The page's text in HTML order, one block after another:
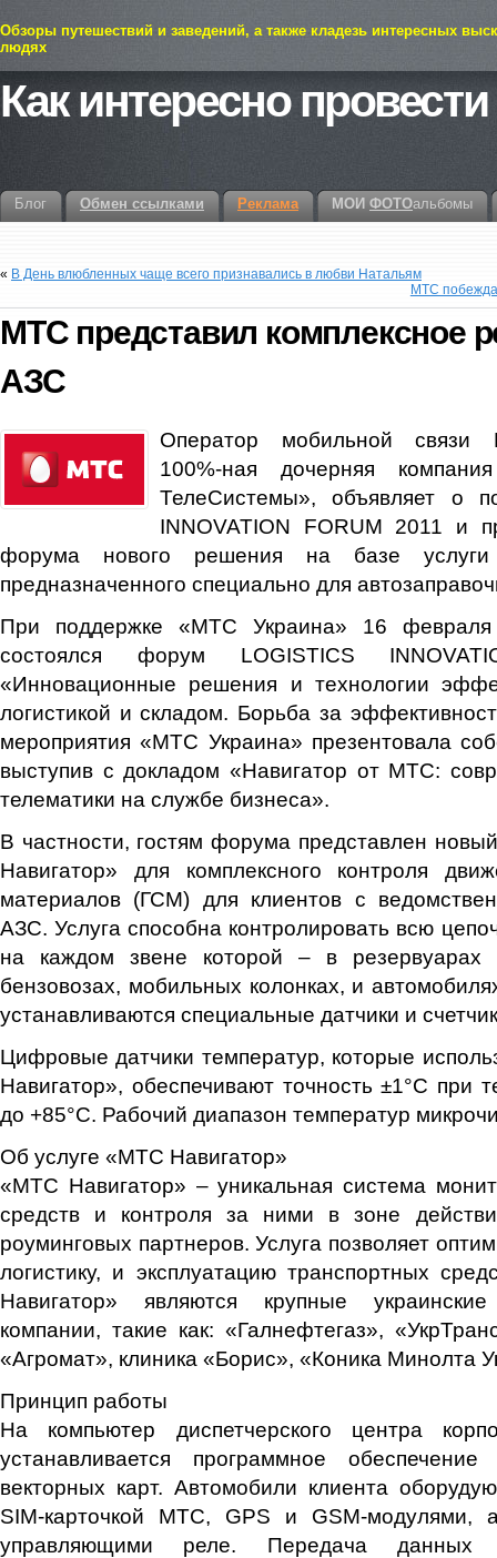
Обзоры путешествий и заведений, а также кладезь интересных
людях
Как интересно
Блог Обмен ссылками Реклама МОИ ФОТОальбомы
« В День влюбленных чаще всего признавались в любви Натальям
МТС
МТС представил комплексное
АЗС
Оператор мобильной связи
100%-ная дочерняя
ТелеСистемы», объявляет о
INNOVATION FORUM 2011 и
форума нового решения на базе
предназначенного специально для
При поддержке «МТС Украина» 16
состоялся форум LOGISTICS
«Инновационные решения и технологии
логистикой и складом. Борьба за
мероприятия «МТС Украина» презентовала
выступив с докладом «Навигатор от МТС:
телематики на службе бизнеса».
В частности, гостям форума представлен
Навигатор» для комплексного контроля
материалов (ГСМ) для клиентов с
АЗС. Услуга способна контролировать всю
на каждом звене которой – в
бензовозах, мобильных колонках, и
устанавливаются специальные датчики и
Цифровые датчики температур, которые
Навигатор», обеспечивают точность ±1°C при
до +85°C. Рабочий диапазон температур
Об услуге «МТС Навигатор»
«МТС Навигатор» – уникальная система
средств и контроля за ними в зоне
роуминговых партнеров. Услуга позволяет
логистику, и эксплуатацию транспортных
Навигатор» являются крупные
компании, такие как: «Галнефтегаз»,
«Агромат», клиника «Борис», «Коника Минолта
Принцип работы
На компьютер диспетчерского центра
устанавливается программное
векторных карт. Автомобили клиента
SIM-карточкой МТС, GPS и GSM-модулями,
управляющими реле. Передача